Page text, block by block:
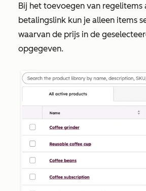
Bij het toevoegen van regelitems
betalingslink kun je alleen items
waarvan de prijs in de
opgegeven.